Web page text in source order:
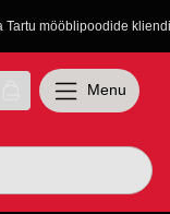
mööblipoodide
Menu